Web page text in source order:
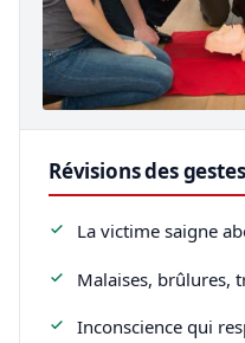
Révisions des
La victime saigne
Malaises, brûlures,
Inconscience qui